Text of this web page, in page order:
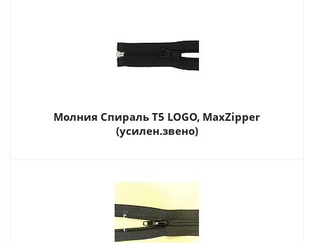
Молния Спираль Т5 LOGO, MaxZipper
(усилен.звено)